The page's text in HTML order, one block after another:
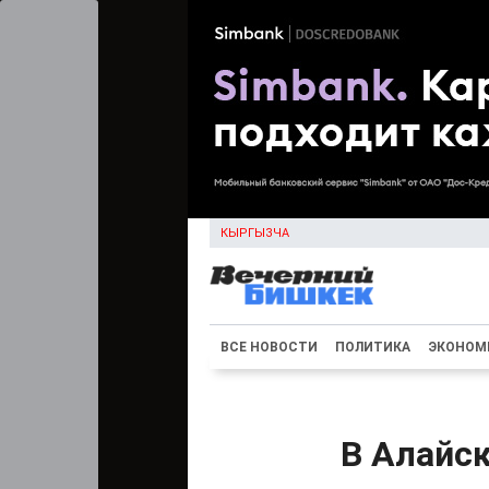
КЫРГЫЗЧА
ВСЕ НОВОСТИ ПОЛИТИКА
В